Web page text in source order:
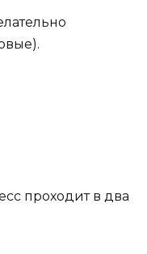
проходит в два